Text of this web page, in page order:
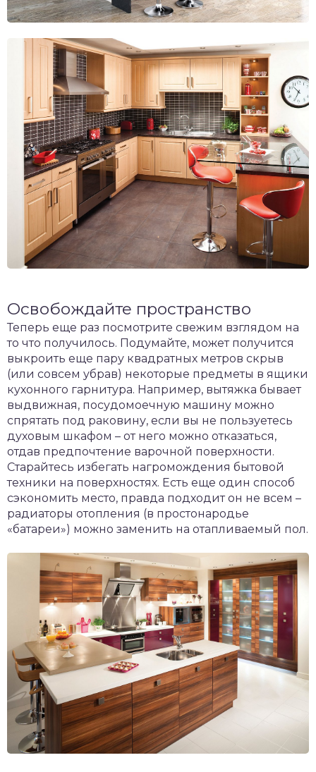
Освобождайте пространство
Теперь еще раз посмотрите свежим взглядом на
то что получилось. Подумайте, может получится
выкроить еще пару квадратных метров скрыв
(или совсем убрав) некоторые предметы в ящики
кухонного гарнитура. Например, вытяжка бывает
выдвижная, посудомоечную машину можно
спрятать под раковину, если вы не пользуетесь
духовым шкафом – от него можно отказаться,
отдав предпочтение варочной поверхности.
Старайтесь избегать нагромождения бытовой
техники на поверхностях. Есть еще один способ
сэкономить место, правда подходит он не всем –
радиаторы отопления (в простонародье
«батареи») можно заменить на отапливаемый пол.